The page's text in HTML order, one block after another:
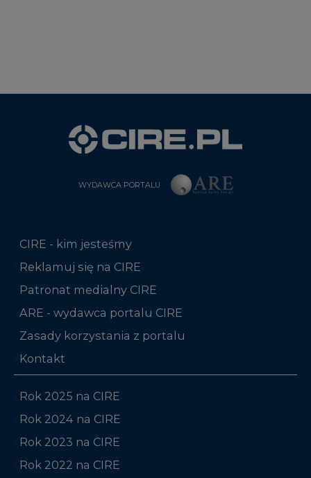
WYDAWCA PORTALU
CIRE - kim jesteśmy
Reklamuj się na CIRE
Patronat medialny CIRE
ARE - wydawca portalu CIRE
Zasady korzystania z portalu
Kontakt
Rok 2025 na CIRE
Rok 2024 na CIRE
Rok 2023 na CIRE
Rok 2022 na CIRE